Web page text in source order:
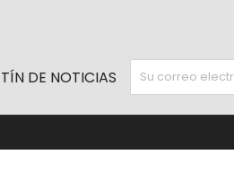
DE NOTICIAS